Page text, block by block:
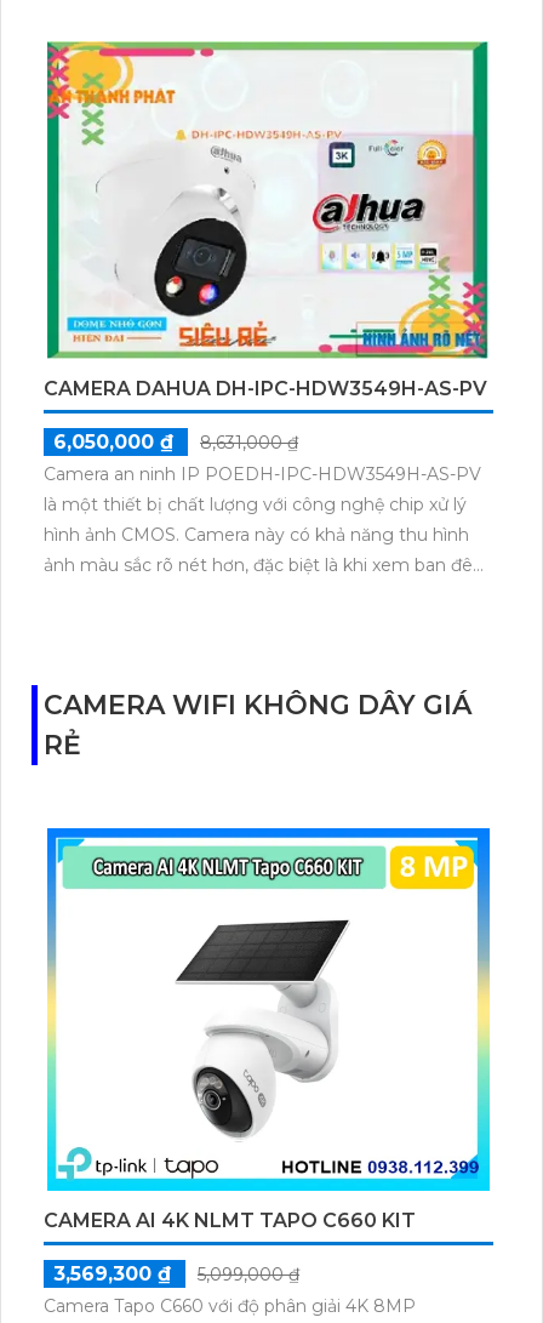
hình ảnh qua mạng. Ngoài ra, chức năng thu âm và
loa to rõ đã được tích hợp sẵn trên thiết bị, hỗ trợ các
định dạng mã hóa ONVIF
H.265+/H.265/H.264+/H.264.
CAMERA DAHUA DH-IPC-HDW3549H-AS-PV
6,050,000 ₫
8,631,000 ₫
Camera an ninh IP POEDH-IPC-HDW3549H-AS-PV
là một thiết bị chất lượng với công nghệ chip xử lý
hình ảnh CMOS. Camera này có khả năng thu hình
ảnh màu sắc rõ nét hơn, đặc biệt là khi xem ban đêm
sắc nét với độ phân giải 5.0 MP và hỗ trợ các công
nghệ nén video như H.265+/H.265/H.264+/H.264.
Điểm đặc biệt của camera này là khả năng giám sát
CAMERA WIFI KHÔNG DÂY GIÁ
RẺ
CAMERA AI 4K NLMT TAPO C660 KIT
3,569,300 ₫
5,099,000 ₫
Camera Tapo C660 với độ phân giải 4K 8MP